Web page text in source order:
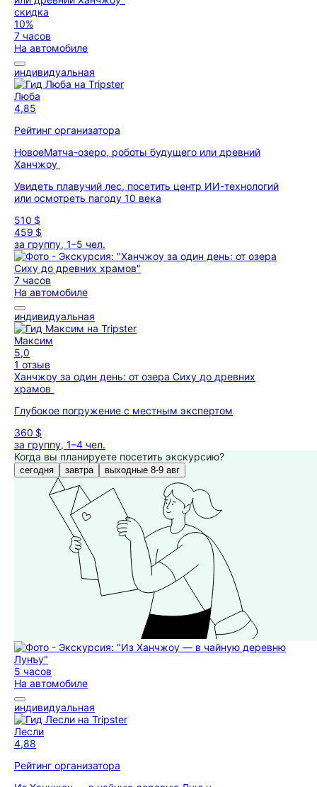
скидка
10%
7 часов
На автомобиле
индивидуальная
Люба
4,85
Рейтинг организатора
НовоеМатча-озеро, роботы будущего или древний
Ханчжоу
Увидеть плавучий лес, посетить центр ИИ-технологий
или осмотреть пагоду 10 века
510 $
459 $
за группу, 1–5 чел.
7 часов
На автомобиле
индивидуальная
Максим
5,0
1 отзыв
Ханчжоу за один день: от озера Сиху до древних
храмов
Глубокое погружение с местным экспертом
360 $
за группу, 1–4 чел.
Когда вы планируете посетить экскурсию?
сегодня завтра выходные 8-9 авг
5 часов
На автомобиле
индивидуальная
Лесли
4,88
Рейтинг организатора